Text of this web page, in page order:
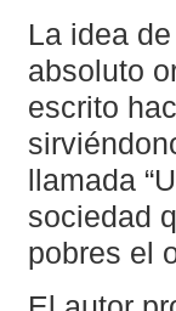
La idea
absoluto
escrito
llamada
sociedad
pobres el